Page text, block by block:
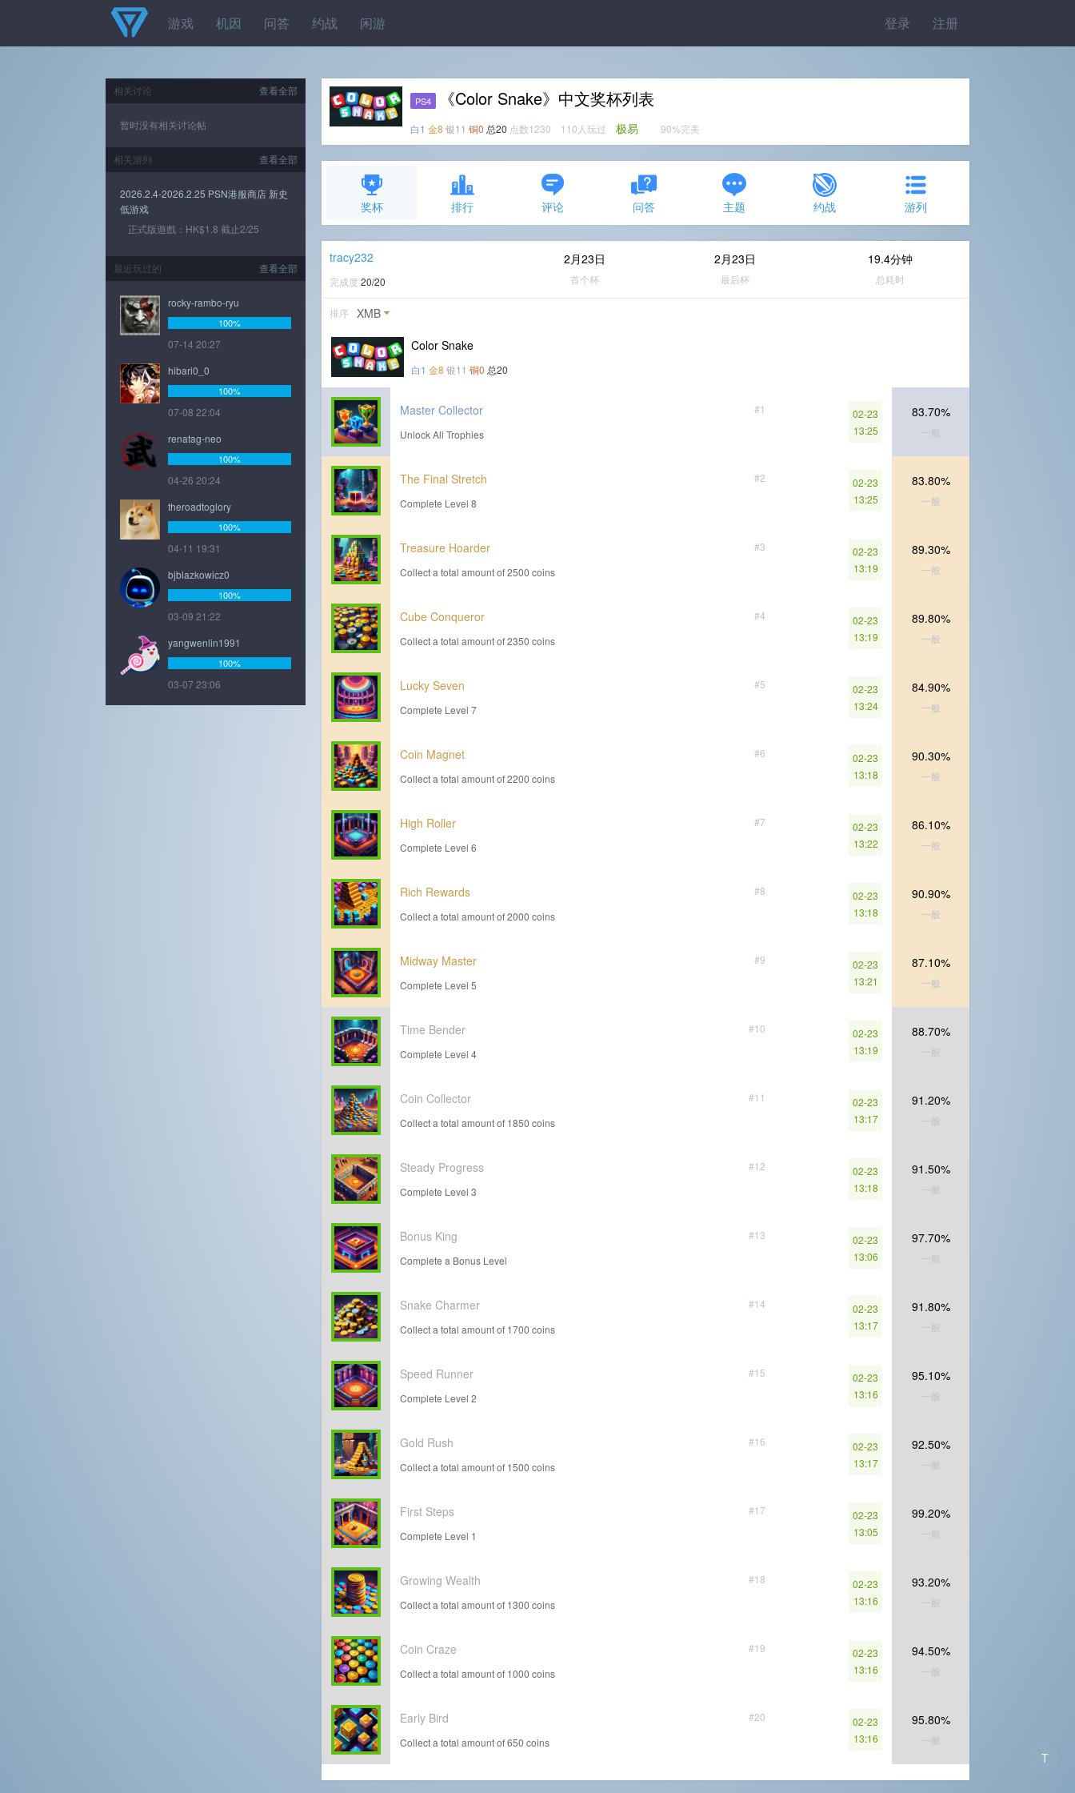
登录 注册
游戏 机因 问答 约战 闲游
PS4 《Color Snake》中文奖杯列表
白1 金8 银11 铜0 总20 点数1230 110人玩过 极易 90%完美
奖杯 排行 评论 问答 主题 约战 游列
tracy232
完成度 20/20
2月23日
首个杯
2月23日
最后杯
19.4分钟
总耗时
排序 XMB
Color Snake
白1 金8 银11 铜0 总20
#1
Master Collector
Unlock All Trophies
02-23
13:25
83.70%
一般
#2
The Final Stretch
Complete Level 8
02-23
13:25
83.80%
一般
#3
Treasure Hoarder
Collect a total amount of 2500 coins
02-23
13:19
89.30%
一般
#4
Cube Conqueror
Collect a total amount of 2350 coins
02-23
13:19
89.80%
一般
#5
Lucky Seven
Complete Level 7
02-23
13:24
84.90%
一般
#6
Coin Magnet
Collect a total amount of 2200 coins
02-23
13:18
90.30%
一般
#7
High Roller
Complete Level 6
02-23
13:22
86.10%
一般
#8
Rich Rewards
Collect a total amount of 2000 coins
02-23
13:18
90.90%
一般
#9
Midway Master
Complete Level 5
02-23
13:21
87.10%
一般
#10
Time Bender
Complete Level 4
02-23
13:19
88.70%
一般
#11
Coin Collector
Collect a total amount of 1850 coins
02-23
13:17
91.20%
一般
#12
Steady Progress
Complete Level 3
02-23
13:18
91.50%
一般
#13
Bonus King
Complete a Bonus Level
02-23
13:06
97.70%
一般
#14
Snake Charmer
Collect a total amount of 1700 coins
02-23
13:17
91.80%
一般
#15
Speed Runner
Complete Level 2
02-23
13:16
95.10%
一般
#16
Gold Rush
Collect a total amount of 1500 coins
02-23
13:17
92.50%
一般
#17
First Steps
Complete Level 1
02-23
13:05
99.20%
一般
#18
Growing Wealth
Collect a total amount of 1300 coins
02-23
13:16
93.20%
一般
#19
Coin Craze
Collect a total amount of 1000 coins
02-23
13:16
94.50%
一般
#20
Early Bird
Collect a total amount of 650 coins
02-23
13:16
95.80%
一般
查看全部
相关讨论
暂时没有相关讨论帖
查看全部
相关游列
2026.2.4-2026.2.25 PSN港服商店 新史
低游戏
正式版遊戲：HK$1.8 截止2/25
查看全部
最近玩过的
rocky-rambo-ryu
100%
07-14 20:27
hibari0_0
100%
07-08 22:04
renatag-neo
100%
04-26 20:24
theroadtoglory
100%
04-11 19:31
bjblazkowicz0
100%
03-09 21:22
yangwenlin1991
100%
03-07 23:06
T